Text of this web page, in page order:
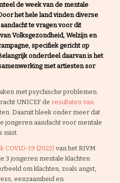
de week van de mentale
het hele land vinden diverse
te vragen voor dit
Volksgezondheid, Welzijn en
specifiek gericht op
onderdeel daarvan is het
met artiesten sor
met psychische problemen.
UNICEF de resultaten van
Daaruit bleek onder meer dat
jongeren aandacht voor mentale
mist.
COVID-19 (2022) van het RIVM
3 jongeren mentale klachten
om klachten, zoals angst,
eenzaamheid en